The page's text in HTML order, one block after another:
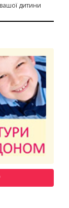
дитини